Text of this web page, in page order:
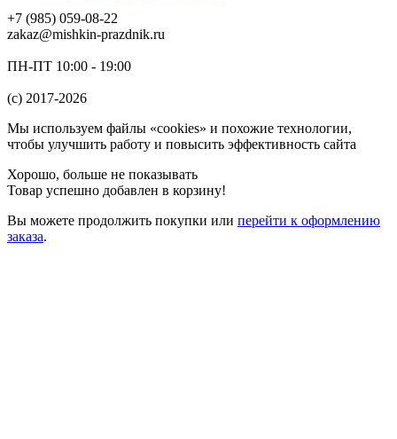
+7 (985) 059-08-22
zakaz@mishkin-prazdnik.ru
ПН-ПТ 10:00 - 19:00
(c) 2017-2026
Мы используем файлы «cookies» и похожие технологии,
чтобы улучшить работу и повысить эффективность сайта
Хорошо, больше не показывать
Товар успешно добавлен в корзину!
Вы можете продолжить покупки или перейти к оформлению
заказа.